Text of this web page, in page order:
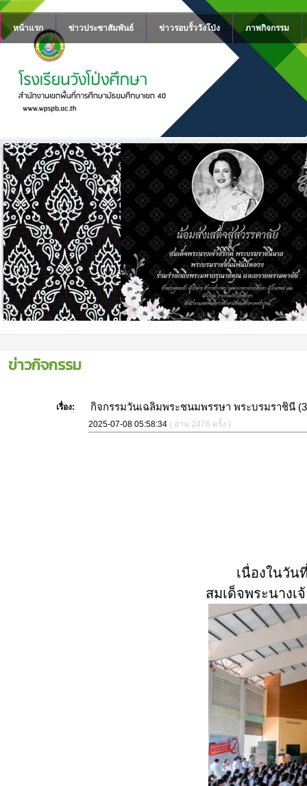
หน้าแรก ข่าวประชาสัมพันธ์ ข่าวรอบรั้ววังโป่ง ภาพกิจกรรม
ง
าร
ข่าวกิจกรรม
เรื่อง: กิจกรรมวันเฉลิมพระชนมพรรษา พระบรมราชินี
2025-07-08 05:58:34 ( อ่าน 2476 ครั้ง )
เนื่องในวั
สมเด็จพระนาง